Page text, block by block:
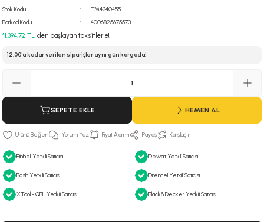
Tabancası
Stok Kodu
TM4340455
Barkod Kodu
4006825675573
*1.394,72 TL' den başlayan taksitlerle!
12:00'a kadar verilen siparişler aynı gün kargoda!
SEPETE EKLE HEMEN AL
Yorum Yaz Fiyat Alarmı Paylaş Karşılaştır
Einhell Yetkili Satıcısı Dewalt Yetkili Satıcısı
Bosh Yetkili Satıcısı Dremel Yetkili Satıcısı
XTool - QBH Yetkili Satıcısı Black&Decker Yetkili Satıcısı